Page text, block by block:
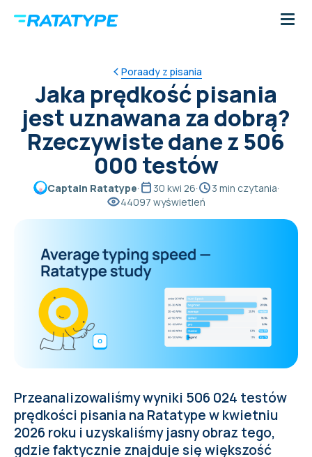
Poraady z pisania
Jaka prędkość pisania
jest uznawana za dobrą?
Rzeczywiste dane z 506
000 testów
Captain Ratatype· 30 kwi 26· 3 min czytania·
44097 wyświetleń
Przeanalizowaliśmy wyniki 506 024 testów
prędkości pisania na Ratatype w kwietniu
2026 roku i uzyskaliśmy jasny obraz tego,
gdzie faktycznie znajduje się większość